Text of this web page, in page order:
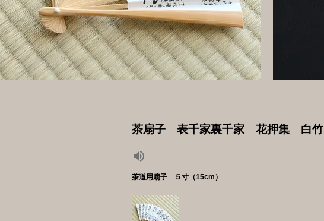
茶扇子 表千家裏千家 花押集 白竹
茶道用扇子 ５寸（15cm）